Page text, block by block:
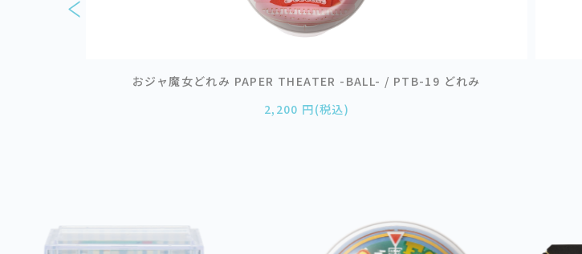
おジャ魔女どれみ PAPER THEATER -BALL- / PTB-19 どれみ
2,200 円(税込)